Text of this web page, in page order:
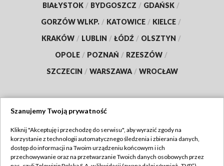
BIAŁYSTOK / BYDGOSZCZ / GDAŃSK /
GORZÓW WLKP. / KATOWICE / KIELCE /
KRAKÓW / LUBLIN / ŁÓDŹ / OLSZTYN /
OPOLE / POZNAŃ / RZESZÓW /
SZCZECIN / WARSZAWA / WROCŁAW
TVP
Abonament TVP
Regulamin TVP
Szanujemy Twoją prywatność
Kliknij "Akceptuję i przechodzę do serwisu", aby wyrazić zgody na
korzystanie z technologii automatycznego śledzenia i zbierania danych,
dostęp do informacji na Twoim urządzeniu końcowym i ich
przechowywanie oraz na przetwarzanie Twoich danych osobowych przez